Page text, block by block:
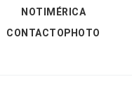
NOTIMÉRICA
CONTACTOPHOTO